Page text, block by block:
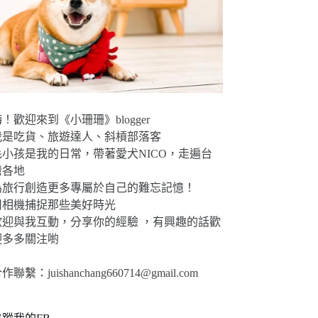
歡迎來到《小珊珊》blogger
是吃貨、旅遊達人、斜槓部落客
小孩是我的日常，帶著愛犬NICO，走遍台
各地
行創造更多專屬於自己的難忘記憶！
相機捕捉那些美好時光
迎與我互動，分享你的經驗 ，有興趣的話歡
多多關注喲
作聯繫：juishanchang660714@gmail.com